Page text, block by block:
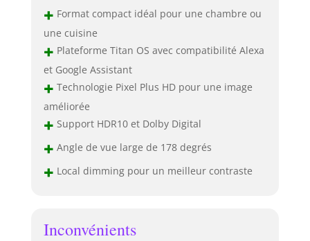
+ Format compact idéal pour une chambre ou
une cuisine
+ Plateforme Titan OS avec compatibilité Alexa
et Google Assistant
+ Technologie Pixel Plus HD pour une image
améliorée
+ Support HDR10 et Dolby Digital
+ Angle de vue large de 178 degrés
+ Local dimming pour un meilleur contraste
Inconvénients